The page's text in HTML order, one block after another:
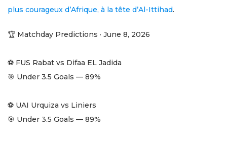
plus courageux d’Afrique, à la tête d’Al-Ittihad.
🏆 Matchday Predictions · June 8, 2026
⚽ FUS Rabat vs Difaa EL Jadida
🎯 Under 3.5 Goals — 89%
⚽ UAI Urquiza vs Liniers
🎯 Under 3.5 Goals — 89%